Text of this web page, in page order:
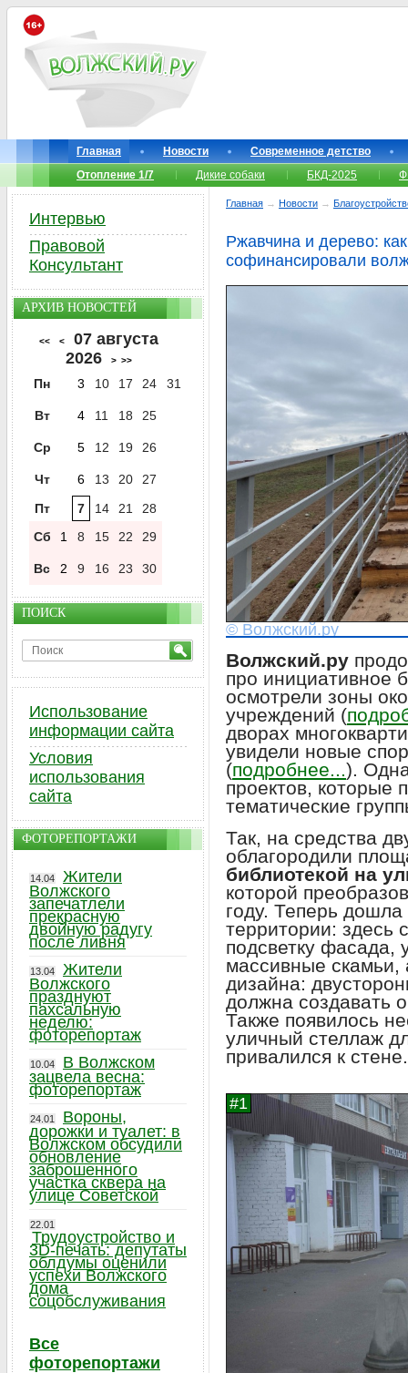
Главная Новости
Современное детство
Отопление 1/7
Дикие собаки БКД-2025
Главная → Новости →
Ржавчина и дерево:
софинансировали
© Волжский.ру
Волжский.ру
про инициативное
осмотрели зоны
учреждений (
дворах
увидели новые
(подробнее...).
проектов, которые
тематические
Так, на средства
облагородили
библиотекой на
которой
году. Теперь
территории:
подсветку фасада,
массивные скамьи,
дизайна:
должна создавать
Также появилось
уличный стеллаж
привалился к стене.
Интервью
Правовой
Консультант
АРХИВ НОВОСТЕЙ
<< <
07 августа
2026
> >>
Пн 3 10 17 24 31
Вт 4 11 18 25
Ср 5 12 19 26
Чт 6 13 20
27
Пт
7 14 21
28
Сб
1 8 15 22 29
Вс 2 9 16 23 30
ПОИСК
Использование
информации сайта
Условия
использования
сайта
ФОТОРЕПОРТАЖИ
14.04
Жители
Волжского
запечатлели
прекрасную
двойную радугу
после ливня
13.04
Жители
Волжского
празднуют
пахсальную
неделю:
фоторепортаж
10.04
В Волжском
зацвела весна:
фоторепортаж
24.01
Вороны,
дорожки и туалет: в
Волжском обсудили
обновление
заброшенного
участка сквера на
улице Советской
22.01
Трудоустройство и
3D-печать: депутаты
облдумы оценили
успехи Волжского
дома
соцобслуживания
Все
фоторепортажи